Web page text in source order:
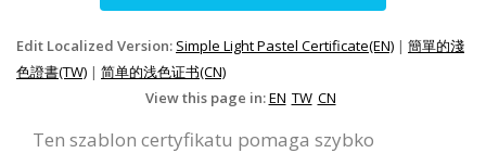
Edit Localized Version: Simple Light Pastel Certificate(EN) | 簡單的淺
色證書(TW) | 简单的浅色证书(CN)
View this page in:EN TW CN
Ten szablon certyfikatu pomaga szybko